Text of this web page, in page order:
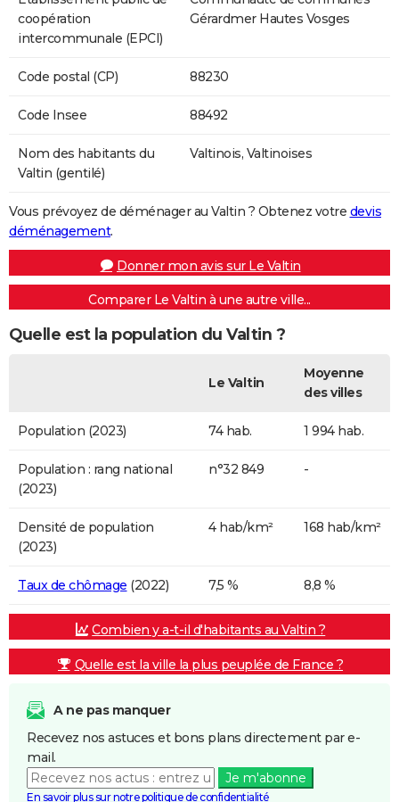
coopération
intercommunale (EPCI)
Gérardmer Hautes Vosges
Code postal (CP) 88230
Code Insee 88492
Nom des habitants du
Valtin (gentilé)
Valtinois, Valtinoises
Vous prévoyez de déménager au Valtin ? Obtenez votre devis
déménagement.
Donner mon avis sur Le Valtin
Comparer Le Valtin à une autre ville...
Quelle est la population du Valtin ?
Le Valtin
Moyenne
des villes
Population (2023) 74 hab. 1 994 hab.
Population : rang national
(2023)
n°32 849 -
Densité de population
(2023)
4 hab/km² 168 hab/km²
Taux de chômage (2022) 7,5 % 8,8 %
Combien y a-t-il d'habitants au Valtin ?
Quelle est la ville la plus peuplée de France ?
A ne pas manquer
Recevez nos astuces et bons plans directement par e-
mail.
Je m'abonne
En savoir plus sur notre politique de confidentialité